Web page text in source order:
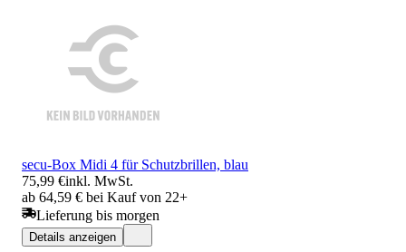
secu-Box Midi 4 für Schutzbrillen, blau
75,99 €inkl. MwSt.
ab 64,59 € bei Kauf von 22+
Lieferung bis morgen
Details anzeigen